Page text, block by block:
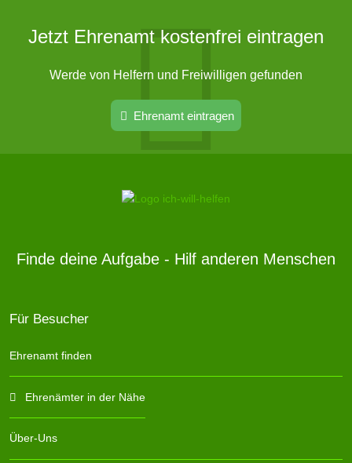
Jetzt Ehrenamt kostenfrei eintragen
Werde von Helfern und Freiwilligen gefunden
Ehrenamt eintragen
Finde deine Aufgabe - Hilf anderen Menschen
Für Besucher
Ehrenamt finden
Ehrenämter in der Nähe
Über-Uns